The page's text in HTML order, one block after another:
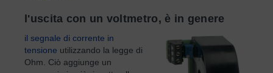
l'uscita con un voltmetro, è in genere
il segnale di corrente in
tensione utilizzando la legge di
Ohm. Ciò aggiunge un